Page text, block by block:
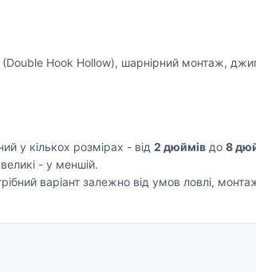
Hook Hollow), шарнірний монтаж,
у кількох розмірах - від 2 дюймів до 8
- у меншій.
варіант залежно від умов ловлі,